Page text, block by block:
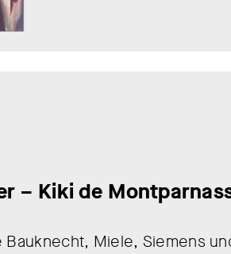
– Kiki de
Miele, Siemens